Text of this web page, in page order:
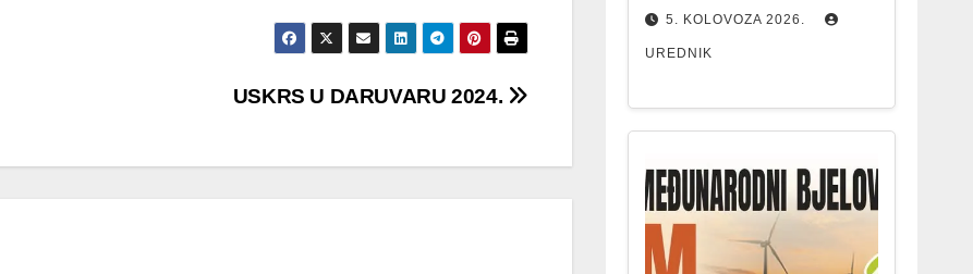
USKRS U DARUVARU 2024.
5. KOLOVOZA 2026.
UREDNIK